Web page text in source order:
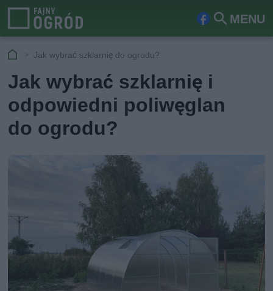
MENU
Fa Szu
Jak wybrać szklarnię do ogrodu?
Jak wybrać szklarnię i
odpowiedni poliwęglan
do ogrodu?